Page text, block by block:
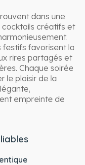
dans une
créatifs et
festifs favorisent la
rires partagés et
Chaque soirée
le plaisir de la
empreinte de